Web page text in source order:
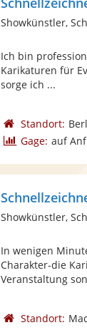
Showkünstler,
Ich bin
Karikaturen für
sorge ich ...
Standort:
Gage: auf
Showkünstler,
In wenigen
Charakter-die
Veranstaltung
Standort: